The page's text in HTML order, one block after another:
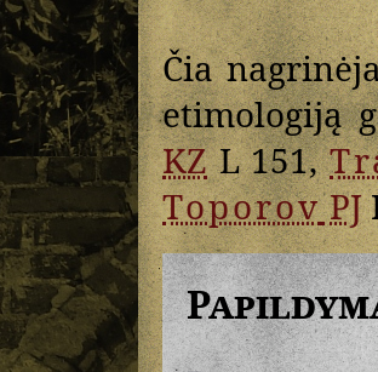
Čia
etimologiją
KZL 151,
ToporovPJ